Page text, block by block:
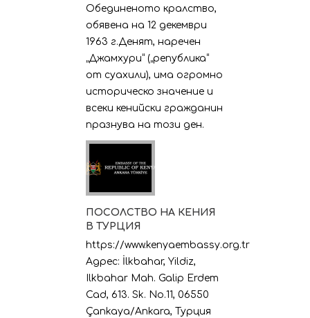
Обединеното кралство,
обявена на 12 декември
1963 г.Денят, наречен
„Джамхури“ („република“
от суахили), има огромно
историческо значение и
всеки кенийски гражданин
празнува на този ден.
ПОСОЛСТВО НА КЕНИЯ
В ТУРЦИЯ
https://www.kenyaembassy.org.tr
Адрес: İlkbahar, Yildiz,
Ilkbahar Mah. Galip Erdem
Cad, 613. Sk. No.11, 06550
Çankaya/Ankara, Турция